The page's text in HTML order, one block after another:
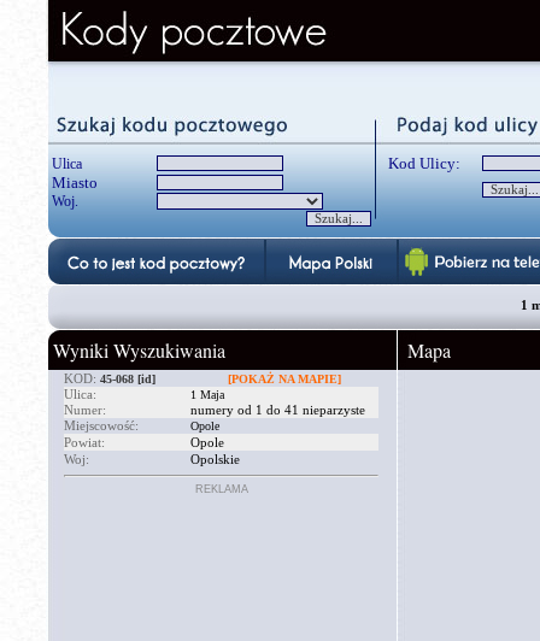
Ulica
Miasto
Woj.
Kod Ulicy:
1
Wyniki Wyszukiwania
KOD: 45-068 [id] [POKAŻ NA MAPIE]
Ulica: 1 Maja
Numer:
numery od 1 do 41 nieparzyste
Miejscowość:
Opole
Powiat:
Opole
Woj:
Opolskie
REKLAMA
Mapa